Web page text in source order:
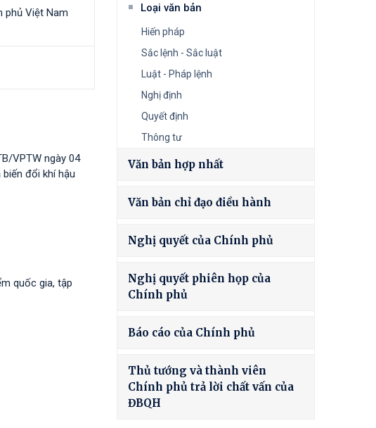
phủ Việt Nam
VPTW ngày 04
đổi khí hậu
quốc gia, tập
Loại văn bản
Hiến pháp
Sắc lệnh - Sắc luật
Luật - Pháp lệnh
Nghị định
Quyết định
Thông tư
Văn bản hợp nhất
Văn bản chỉ đạo điều hành
Nghị quyết của Chính phủ
Nghị quyết phiên họp của
Chính phủ
Báo cáo của Chính phủ
Thủ tướng và thành viên
Chính phủ trả lời chất vấn của
ĐBQH